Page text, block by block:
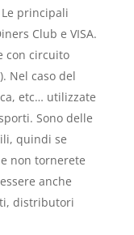
principali
Club e VISA.
con circuito
Nel caso del
etc… utilizzate
Sono delle
quindi se
non tornerete
anche
distributori